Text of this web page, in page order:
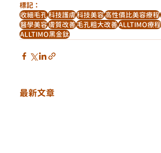
標記：
收細毛孔科技護膚科技美容高性價比美容療程
醫學美容膚質改善毛孔粗大改善ALLTIMO療程
ALLTIMO黑金鈦
最新文章